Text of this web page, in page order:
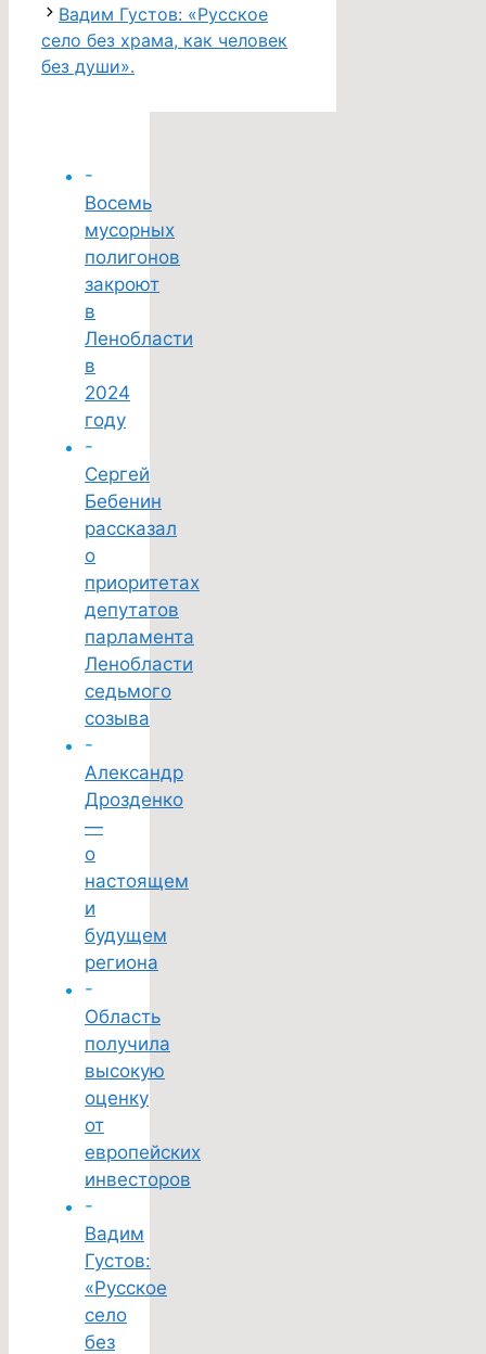
Вадим Густов: «Русское
село без храма, как человек
без души».
-
Восемь
мусорных
полигонов
закроют
в
Ленобласти
в
2024
году
-
Сергей
Бебенин
рассказал
о
приоритетах
депутатов
парламента
Ленобласти
седьмого
созыва
-
Александр
Дрозденко
—
о
настоящем
и
будущем
региона
-
Область
получила
высокую
оценку
от
европейских
инвесторов
-
Вадим
Густов:
«Русское
село
без